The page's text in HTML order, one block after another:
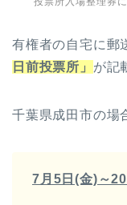
有権者の自宅に郵
日前投票所」 が記
千葉県成田市の場
7月5日(金)～